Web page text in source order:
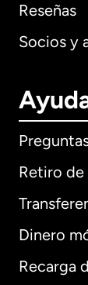
Reseñas
Socios y
Retiro
Dinero
Recarga